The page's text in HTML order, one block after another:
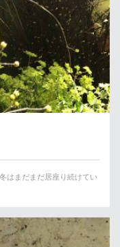
はまだまだ居座り続けてい